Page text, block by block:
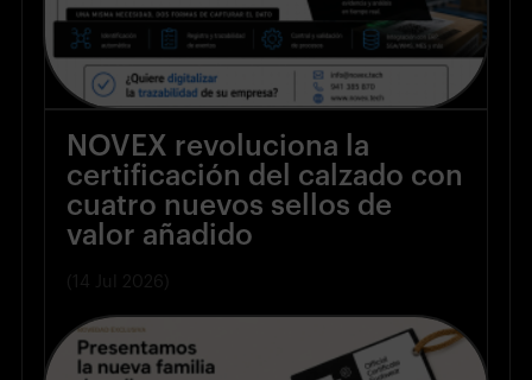
NOVEX revoluciona la
certificación del calzado con
cuatro nuevos sellos de
valor añadido